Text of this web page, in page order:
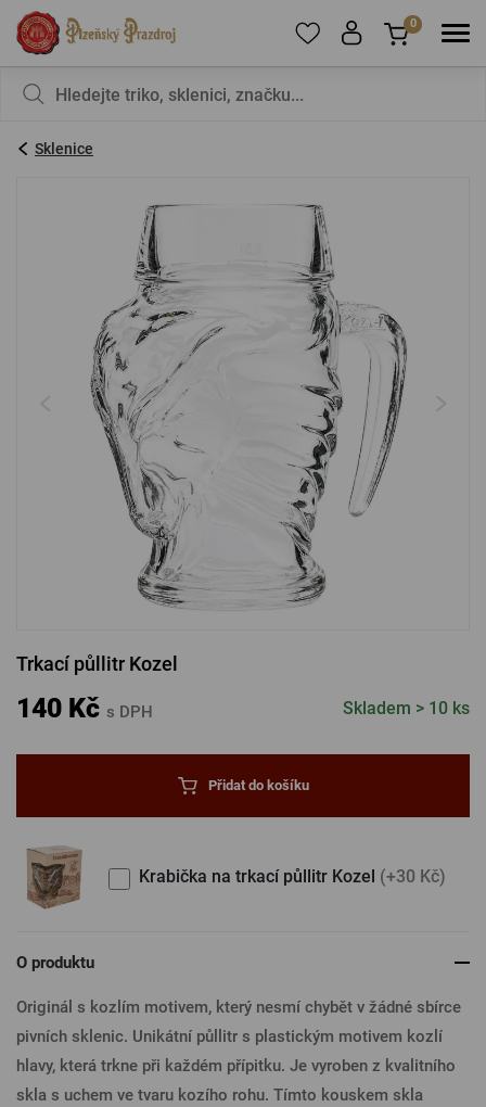
registrujte
PŘIHLÁSIT SE
Zapomenuté heslo Nová registrace
PŘIHLÁSIT PŘES FACEBOOK
PŘIHLÁSIT PŘES GOOGLE
PŘIHLÁSIT PŘES SEZNAM
0
Sklenice
Trkací půllitr Kozel
140 Kč s DPH Skladem > 10 ks
Přidat do košíku
Krabička na trkací půllitr Kozel (+30 Kč)
O produktu
Originál s kozlím motivem, který nesmí chybět v žádné sbírce
pivních sklenic. Unikátní půllitr s plastickým motivem kozlí
hlavy, která trkne při každém přípitku. Je vyroben z kvalitního
skla s uchem ve tvaru kozího rohu. Tímto kouskem skla